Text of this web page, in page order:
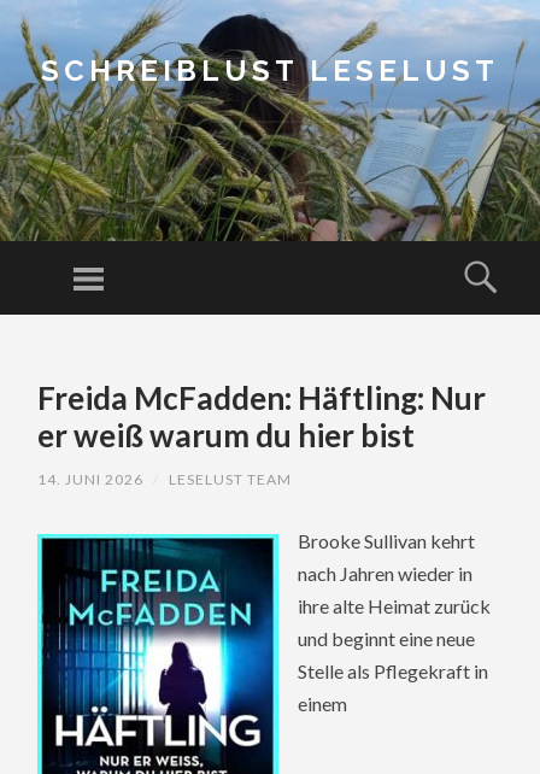
SCHREIBLUST LESELUST
Menu
CONTENTFreida McFadden: Häftling: Nur
er weiß warum du hier bist
14. JUNI 2026 LESELUST TEAM
Brooke Sullivan kehrt
nach Jahren wieder in
ihre alte Heimat zurück
und beginnt eine neue
Stelle als Pflegekraft in
einem